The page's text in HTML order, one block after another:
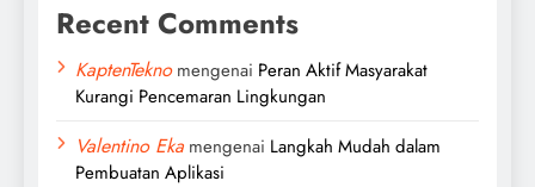
Recent Comments
KaptenTeknomengenai Peran Aktif Masyarakat
Kurangi Pencemaran Lingkungan
Valentino Eka mengenai Langkah Mudah dalam
Pembuatan Aplikasi